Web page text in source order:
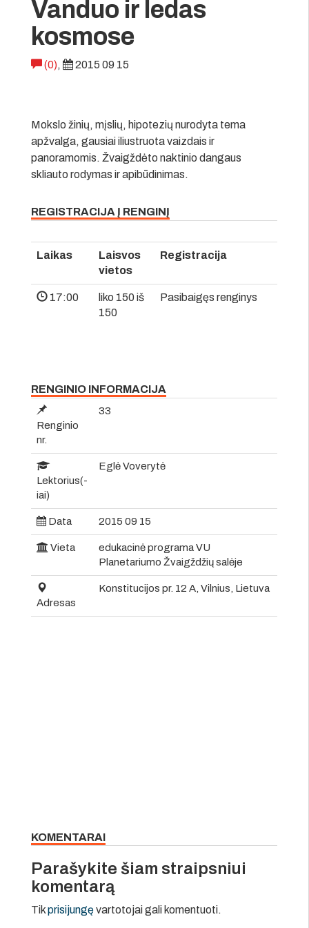
Vanduo ir ledas
kosmose
(0), 2015 09 15
Mokslo žinių, mįslių, hipotezių nurodyta tema
apžvalga, gausiai iliustruota vaizdais ir
panoramomis. Žvaigždėto naktinio dangaus
skliauto rodymas ir apibūdinimas.
REGISTRACIJA Į RENGINĮ
Laikas
Laisvos
vietos
Registracija
17:00
liko 150 iš
150
Pasibaigęs renginys
RENGINIO INFORMACIJA
Renginio
nr.
33
Lektorius(-
iai)
Eglė Voverytė
Data 2015 09 15
Vieta
edukacinė programa VU
Planetariumo Žvaigždžių salėje
Adresas
Konstitucijos pr. 12 A, Vilnius, Lietuva
KOMENTARAI
Parašykite šiam straipsniui
komentarą
Tikprisijungęvartotojai gali komentuoti.